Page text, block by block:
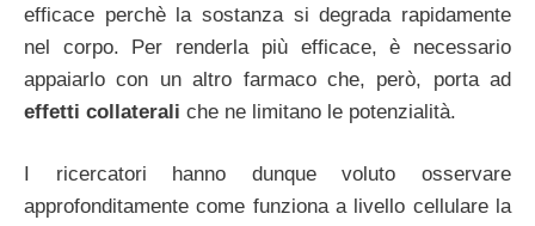
efficace perchè la sostanza si degrada rapidamente
nel corpo. Per renderla più efficace, è necessario
appaiarlo con un altro farmaco che, però, porta ad
effetti collaterali che ne limitano le potenzialità.
I ricercatori hanno dunque voluto osservare
approfonditamente come funziona a livello cellulare la